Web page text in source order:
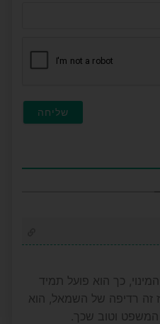
כך הוא פועל תמיד
רדיפה של השמאל, הוא
וטוב שכך.